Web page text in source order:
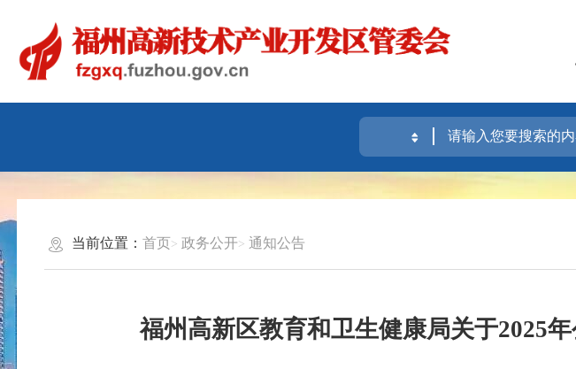
当前位置： 首页 政务公开 通知公告
福州高新区教育和卫生健康局关于2025